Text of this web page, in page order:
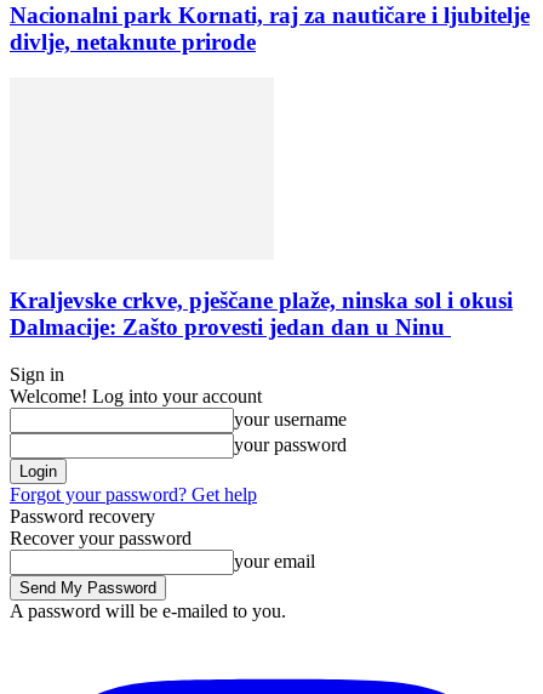
Nacionalni park Kornati, raj za nautičare i ljubitelje
divlje, netaknute prirode
Kraljevske crkve, pješčane plaže, ninska sol i okusi
Dalmacije: Zašto provesti jedan dan u Ninu
Sign in
Welcome! Log into your account
your username
your password
Forgot your password? Get help
Password recovery
Recover your password
your email
A password will be e-mailed to you.